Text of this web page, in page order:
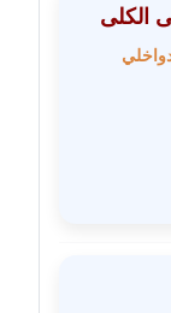
الكلى